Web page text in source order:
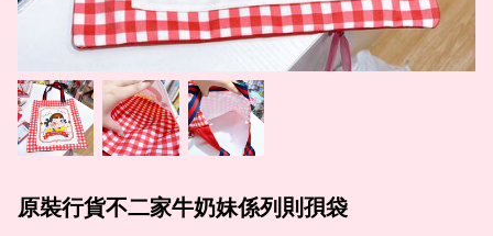
原裝行貨不二家牛奶妹係列則孭袋